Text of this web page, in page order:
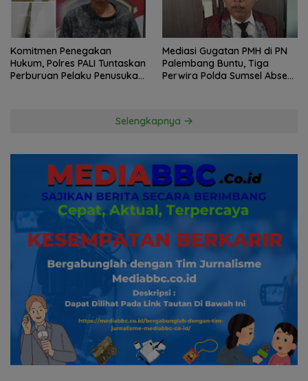
Komitmen Penegakan
Hukum, Polres PALI Tuntaskan
Perburuan Pelaku Penusukan
Mediasi Gugatan PMH di PN
Palembang Buntu, Tiga
Perwira Polda Sumsel Absen,
Selengkapnya